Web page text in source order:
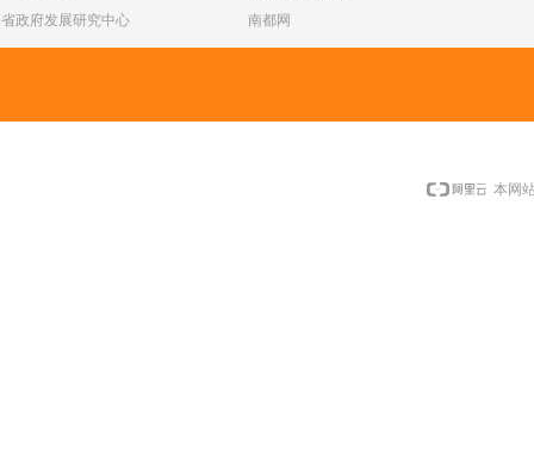
省政府发展研究中心
南都网
本网